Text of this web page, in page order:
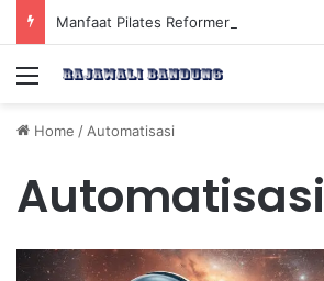
Menu
Home / Automatisasi
Automatisasi